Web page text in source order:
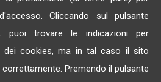
Cliccando sul pulsante
puoi trovare le indicazioni per
dei cookies, ma in tal caso il sito
Premendo il pulsante